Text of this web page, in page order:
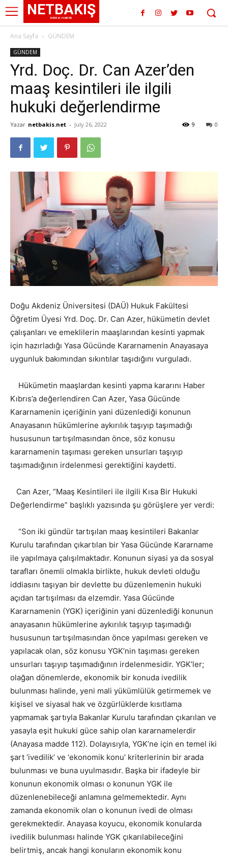
NETBAKIŞ
KIBRIS HABER
Ana Sayfa GÜNDEM
GÜNDEM
Yrd. Doç. Dr. Can Azer’den
maaş kesintileri ile ilgili
hukuki değerlendirme
Yazar netbakis.net - July 26, 2022 0
9
Doğu Akdeniz Üniversitesi (DAÜ) Hukuk Fakültesi
Öğretim Üyesi Yrd. Doç. Dr. Can Azer, hükümetin devlet
çalışanları ve emeklilerin maaşlarından kesinti yapmak
için hazırladığı Yasa Gücünde Kararnamenin Anayasaya
uygunluk bakımından sıkıntılar taşıdığını vurguladı.
Hükümetin maaşlardan kesinti yapma kararını Haber
Kıbrıs’a değerlendiren Can Azer, Yasa Gücünde
Kararnamenin içeriğinin yani düzenlediği konunun
Anayasanın hükümlerine aykırılık taşıyıp taşımadığı
hususunun tartışılmasından önce, söz konusu
kararnamenin taşıması gereken unsurları taşıyıp
taşımadığının irdelenmesi gerektiğini kaydetti.
Can Azer, “Maaş Kesintileri ile ilgili Kısa Bir Hukuki
Değerlendirme” başlıklı yazısında şu görüşlere yer verdi:
“Son iki gündür tartışılan maaş kesintileri Bakanlar
Kurulu tarafından çıkartılan bir Yasa Gücünde Kararname
ile yapılmaya çalışılmaktadır. Konunun siyasi ya da sosyal
tarafları önemli olmakla birlikte, hukuk devleti olduğu
iddiasını taşıyan bir devlette bu düzenlemenin hukuki
açıdan tartışılması da elzemdir. Yasa Gücünde
Kararnamenin (YGK) içeriğinin yani düzenlediği konunun
anayasanın hükümlerine aykırılık taşıyıp taşımadığı
hususunun tartışılmasından önce yapılması gereken ve
yapılacak olan, söz konusu YGK’nin taşıması gereken
unsurları taşıyıp taşımadığının irdelenmesidir. YGK’ler;
olağan dönemlerde, ekonomik bir konuda ivedilik
bulunması halinde, yeni mali yükümlülük getirmemek ve
kişisel ve siyasal hak ve özgürlüklerde kısıtlama
yapmamak şartıyla Bakanlar Kurulu tarafından çıkarılan ve
yasayla eşit hukuki güce sahip olan kararnamelerdir
(Anayasa madde 112). Dolayısıyla, YGK’ne için en temel iki
şart ‘ivedilik’ ve ‘ekonomik konu’ kriterlerinin bir arada
bulunması ve buna uyulmasıdır. Başka bir ifadeyle bir
konunun ekonomik olması o konunun YGK ile
düzenlenebileceği anlamına gelmemektedir. Aynı
zamanda ekonomik olan o konunun ivedi de olması
gerekmektedir. Anayasa koyucu, ekonomik konularda
ivedilik bulunması halinde YGK çıkarılabileceğini
belirtmiş, ancak hangi konuların ekonomik konu